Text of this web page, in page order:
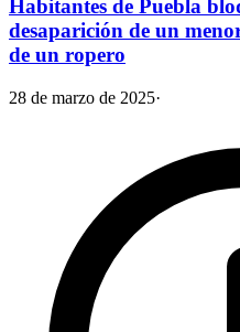
Habitantes de Puebla
desaparición de un
de un ropero
28 de marzo de 2025·